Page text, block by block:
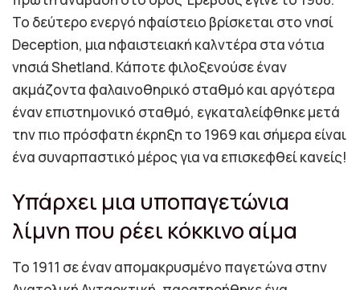
Το δεύτερο ενεργό ηφαίστειο βρίσκεται στο νησί
Deception, μια ηφαιστειακή καλντέρα στα νότια
νησιά Shetland. Κάποτε φιλοξενούσε έναν
ακμάζοντα φαλαινοθηρικό σταθμό και αργότερα
έναν επιστημονικό σταθμό, εγκαταλείφθηκε μετά
την πιο πρόσφατη έκρηξη το 1969 και σήμερα είναι
ένα συναρπαστικό μέρος για να επισκεφθεί κανείς!
Υπάρχει μια υποπαγετώνια
λίμνη που ρέει κόκκινο αίμα
Το 1911 σε έναν απομακρυσμένο παγετώνα στην